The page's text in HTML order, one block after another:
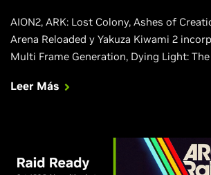
AION2, ARK: Lost Colony, Ashes of
Arena Reloaded y Yakuza Kiwami 2
Multi Frame Generation, Dying Light:
compatible con DLSS Super Resolution.
Leer Más